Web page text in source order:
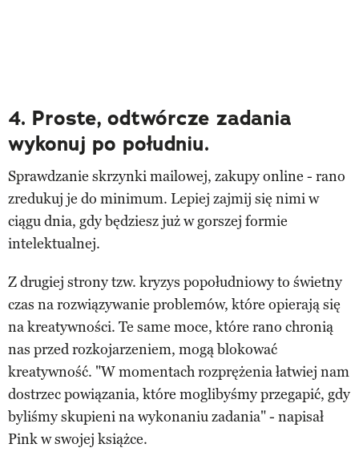
4. Proste, odtwórcze zadania
wykonuj po południu.
Sprawdzanie skrzynki mailowej, zakupy online - rano
zredukuj je do minimum. Lepiej zajmij się nimi w
ciągu dnia, gdy będziesz już w gorszej formie
intelektualnej.
Z drugiej strony tzw. kryzys popołudniowy to świetny
czas na rozwiązywanie problemów, które opierają się
na kreatywności. Te same moce, które rano chronią
nas przed rozkojarzeniem, mogą blokować
kreatywność. "W momentach rozprężenia łatwiej nam
dostrzec powiązania, które moglibyśmy przegapić, gdy
byliśmy skupieni na wykonaniu zadania" - napisał
Pink w swojej książce.